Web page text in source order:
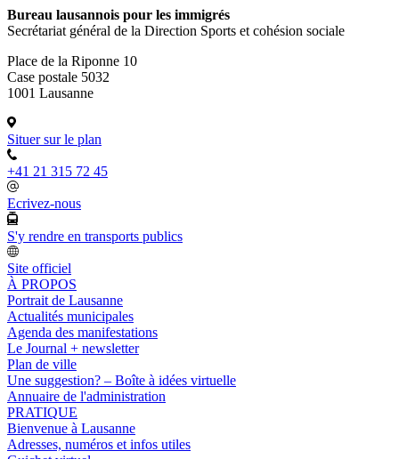
Bureau lausannois pour les immigrés
Secrétariat général de la Direction Sports et cohésion sociale
Place de la Riponne 10
Case postale 5032
1001 Lausanne
Situer sur le plan
+41 21 315 72 45
Ecrivez-nous
S'y rendre en transports publics
Site officiel
À PROPOS
Portrait de Lausanne
Actualités municipales
Agenda des manifestations
Le Journal + newsletter
Plan de ville
Une suggestion? – Boîte à idées virtuelle
Annuaire de l'administration
PRATIQUE
Bienvenue à Lausanne
Adresses, numéros et infos utiles